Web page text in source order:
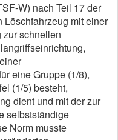
W) nach Teil 17 der
Löschfahrzeug mit einer
zur schnellen
eine Gruppe (1/8),
(1/5) besteht,
dient und mit der zur
selbstständige
Norm musste